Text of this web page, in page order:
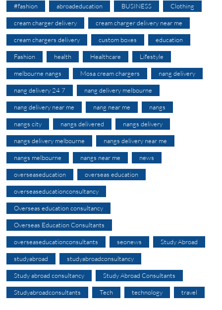
#fashion abroadeducation BUSINESS Clothing
cream charger delivery cream charger delivery near me
cream chargers delivery custom boxes education
Fashion health Healthcare Lifestyle
melbourne nangs Mosa cream chargers nang delivery
nang delivery 24 7 nang delivery melbourne
nang delivery near me nang near me nangs
nangs city nangs delivered nangs delivery
nangs delivery melbourne nangs delivery near me
nangs melbourne nangs near me news
overseaseducation overseas education
overseaseducationconsultancy
Overseas education consultancy
Overseas Education Consultants
overseaseducationconsultants seonews Study Abroad
studyabroad studyabroadconsultancy
Study abroad consultancy Study Abroad Consultants
Studyabroadconsultants Tech technology travel